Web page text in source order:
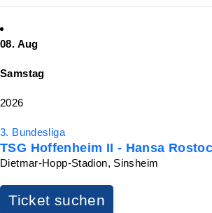
08. Aug
Samstag
2026
3. Bundesliga
TSG Hoffenheim II - Hansa
Dietmar-Hopp-Stadion, Sinsheim
Ticket suchen